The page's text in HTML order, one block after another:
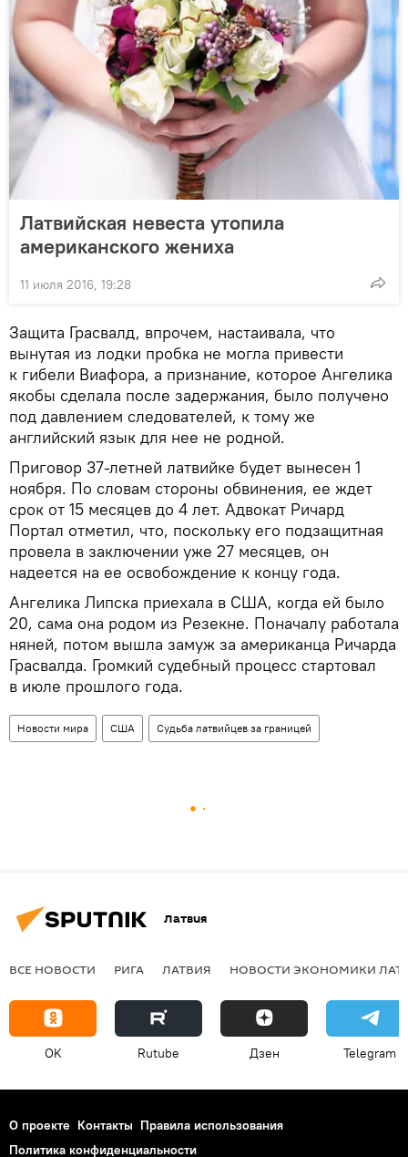
Латвийская невеста утопила
американского жениха
11 июля 2016, 19:28
Защита Грасвалд, впрочем, настаивала, что
вынутая из лодки пробка не могла привести
к гибели Виафора, а признание, которое Ангелика
якобы сделала после задержания, было получено
под давлением следователей, к тому же
английский язык для нее не родной.
Приговор 37-летней латвийке будет вынесен 1
ноября. По словам стороны обвинения, ее ждет
срок от 15 месяцев до 4 лет. Адвокат Ричард
Портал отметил, что, поскольку его подзащитная
провела в заключении уже 27 месяцев, он
надеется на ее освобождение к концу года.
Ангелика Липска приехала в США, когда ей было
20, сама она родом из Резекне. Поначалу работала
няней, потом вышла замуж за американца Ричарда
Грасвалда. Громкий судебный процесс стартовал
в июле прошлого года.
Новости мира США Судьба латвийцев за границей
Латвия
ВСЕ НОВОСТИ РИГА ЛАТВИЯ НОВОСТИ ЭКОНОМИКИ
OK Rutube Дзен Telegram
О проекте Контакты Правила использования
Политика конфиденциальности